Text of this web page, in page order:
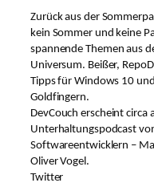
Zurück aus der
kein Sommer und keine
spannende Themen aus
Universum. Beißer,
Tipps für Windows 10
Goldfingern.
DevCouch erscheint circa
Unterhaltungspodcast
Softwareentwicklern –
Oliver Vogel.
Twitter